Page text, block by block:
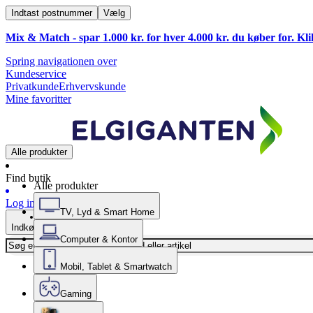
Indtast postnummer Vælg
Mix & Match - spar 1.000 kr. for hver 4.000 kr. du køber for.
Spring navigationen over
Kundeservice
PrivatkundeErhvervskunde
Mine favoritter
Alle produkter
Find butik
Log ind
Indkøbskurv
Alle produkter
TV, Lyd & Smart Home
Computer & Kontor
Mobil, Tablet & Smartwatch
Gaming